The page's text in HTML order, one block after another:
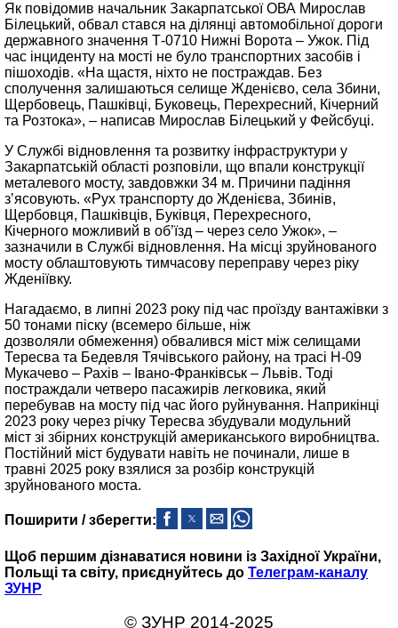
Як повідомив начальник Закарпатської ОВА Мирослав
Білецький, обвал стався на ділянці автомобільної дороги
державного значення Т-0710 Нижні Ворота – Ужок. Під
час інциденту на мості не було транспортних засобів і
пішоходів. «На щастя, ніхто не постраждав. Без
сполучення залишаються селище Жденієво, села Збини,
Щербовець, Пашківці, Буковець, Перехресний, Кічерний
та Розтока», – написав Мирослав Білецький у Фейсбуці.
У Службі відновлення та розвитку інфраструктури у
Закарпатській області розповіли, що впали конструкції
металевого мосту, завдовжки 34 м. Причини падіння
зʼясовують. «Рух транспорту до Жденієва, Збинів,
Щербовця, Пашківців, Буківця, Перехресного,
Кічерного можливий в об’їзд – через село Ужок», –
зазначили в Службі відновлення. На місці зруйнованого
мосту облаштовують тимчасову переправу через ріку
Жденіївку.
Нагадаємо, в липні 2023 року під час проїзду вантажівки з
50 тонами піску (всемеро більше, ніж
дозволяли обмеження) обвалився міст між селищами
Тересва та Бедевля Тячівського району, на трасі Н-09
Мукачево – Рахів – Івано-Франківськ – Львів. Тоді
постраждали четверо пасажирів легковика, який
перебував на мосту під час його руйнування. Наприкінці
2023 року через річку Тересва збудували модульний
міст зі збірних конструкцій американського виробництва.
Постійний міст будувати навіть не починали, лише в
травні 2025 року взялися за розбір конструкцій
зруйнованого моста.
Поширити / зберегти:
Щоб першим дізнаватися новини із Західної України,
Польщі та світу, приєднуйтесь до Телеграм-каналу
ЗУНР
© ЗУНР 2014-2025